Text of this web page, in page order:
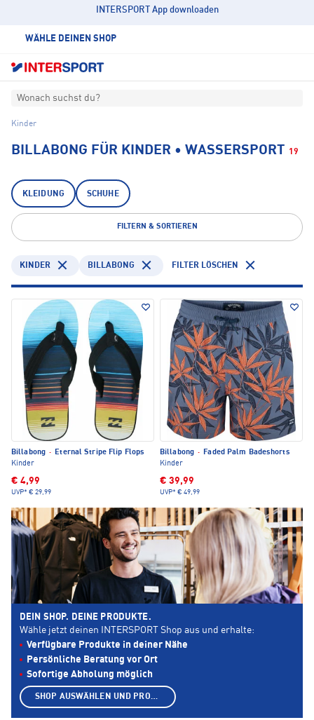
INTERSPORT App downloaden
WÄHLE DEINEN SHOP
Wonach suchst du?
Kinder
BILLABONG FÜR KINDER • WASSERSPORT 19
KLEIDUNG SCHUHE
FILTERN & SORTIEREN
KINDER BILLABONG FILTER LÖSCHEN
Billabong ·
Eternal Stripe Flip Flops
Kinder
€ 4,99
UVP* € 29,99
Billabong ·
Faded Palm Badeshorts
Kinder
€ 39,99
UVP* € 49,99
DEIN SHOP. DEINE PRODUKTE.
Wähle jetzt deinen INTERSPORT Shop aus und erhalte:
Verfügbare Produkte in deiner Nähe
Persönliche Beratung vor Ort
Sofortige Abholung möglich
SHOP AUSWÄHLEN UND PRODUKTE ANZEIGEN